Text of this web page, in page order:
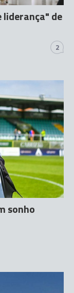
liderança" de
2
sonho